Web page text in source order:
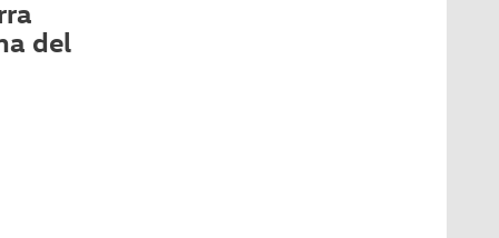
del